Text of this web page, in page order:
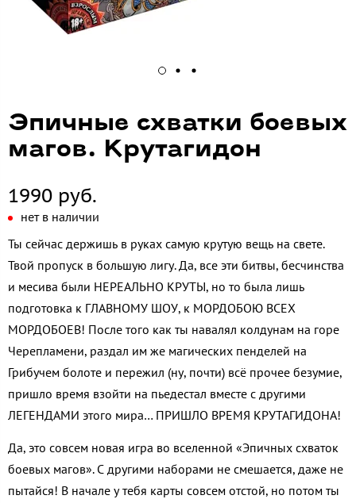
Эпичные схватки боевых
магов. Крутагидон
1990 руб.
нет в наличии
Ты сейчас держишь в руках самую крутую вещь на свете.
Твой пропуск в большую лигу. Да, все эти битвы, бесчинства
и месива были НЕРЕАЛЬНО КРУТЫ, но то была лишь
подготовка к ГЛАВНОМУ ШОУ, к МОРДОБОЮ ВСЕХ
МОРДОБОЕВ! После того как ты навалял колдунам на горе
Черепламени, раздал им же магических пенделей на
Грибучем болоте и пережил (ну, почти) всё прочее безумие,
пришло время взойти на пьедестал вместе с другими
ЛЕГЕНДАМИ этого мира… ПРИШЛО ВРЕМЯ КРУТАГИДОНА!
Да, это совсем новая игра во вселенной «Эпичных схваток
боевых магов». С другими наборами не смешается, даже не
пытайся! В начале у тебя карты совсем отстой, но потом ты